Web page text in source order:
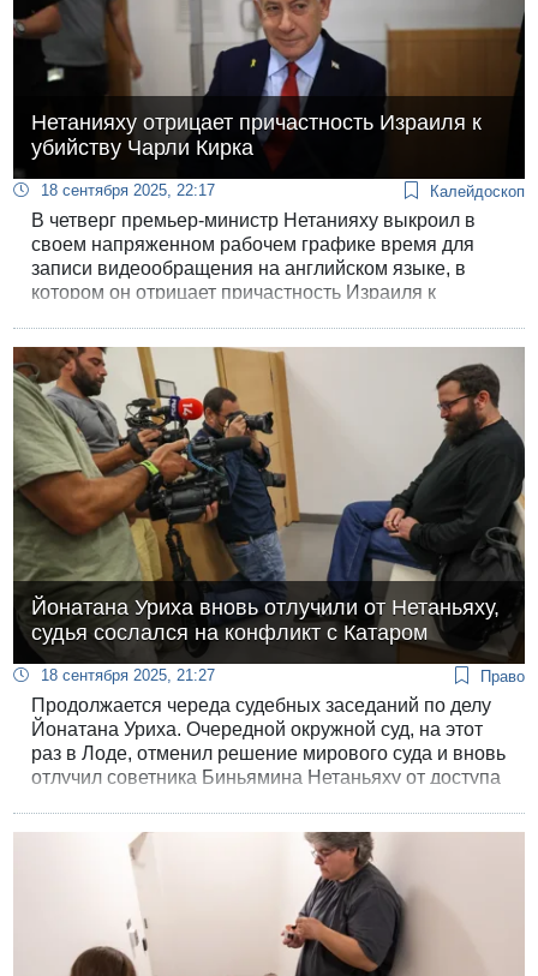
Нетанияху отрицает причастность Израиля к
убийству Чарли Кирка
18 сентября 2025, 22:17 Калейдоскоп
В четверг премьер-министр Нетанияху выкроил в
своем напряженном рабочем графике время для
записи видеообращения на английском языке, в
котором он отрицает причастность Израиля к
Йонатана Уриха вновь отлучили от Нетаньяху,
судья сослался на конфликт с Катаром
18 сентября 2025, 21:27 Право
Продолжается череда судебных заседаний по делу
Йонатана Уриха. Очередной окружной суд, на этот
раз в Лоде, отменил решение мирового суда и вновь
отлучил советника Биньямина Нетаньяху от доступа